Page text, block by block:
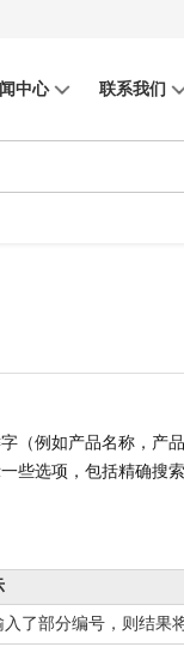
中心 联系我们
（例如产品名称，产品
些选项，包括精确搜
了部分编号，则结果